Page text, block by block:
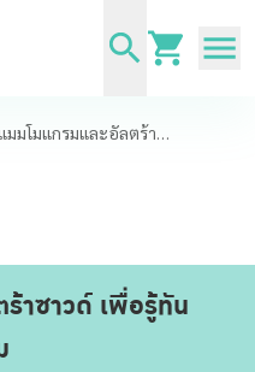
ตรวจแมมโมแกรมและอัลตร้าซาวด์ เพื่อรู้ทันมะเร็งเต้านมก่อนจะลุกลาม
าซาวด์ เพื่อรู้ทัน